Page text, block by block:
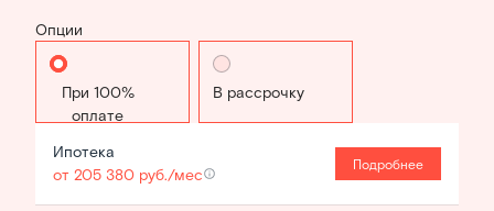
Опции
Стандартная В рассрочку
Ипотека
от 205 380 руб./мес
Подробнее